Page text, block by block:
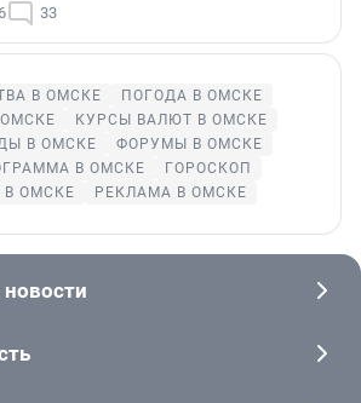
33
В ОМСКЕ
ПОГОДА В ОМСКЕ
КУРСЫ ВАЛЮТ В ОМСКЕ
В ОМСКЕ
ФОРУМЫ В ОМСКЕ
В ОМСКЕ
ГОРОСКОП
ОМСКЕ
РЕКЛАМА В ОМСКЕ